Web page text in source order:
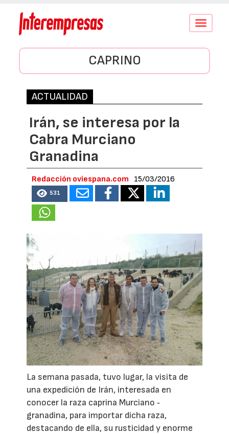
Conmutar
CAPRINO
ACTUALIDAD
Irán, se interesa por la
Cabra Murciano
Granadina
Redacción oviespana.com 15/03/2016
531
La semana pasada, tuvo lugar, la visita de
una expedición de Irán, interesada en
conocer la raza caprina Murciano ‐
granadina, para importar dicha raza,
destacando de ella, su rusticidad y enorme